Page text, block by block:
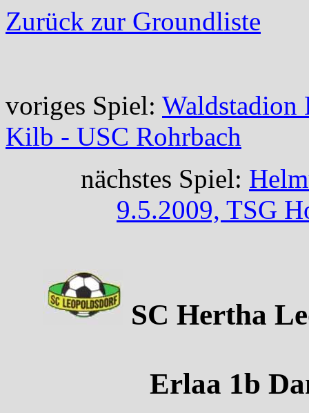
Zurück zur Groundliste
voriges Spiel:
Kilb - USC Rohrbach
nächstes Spiel:
9.5.2009, TSG
SC Hertha
Erlaa 1b